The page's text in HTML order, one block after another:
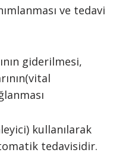
ve tedavi
giderilmesi,
kullanılarak
tedavisidir.